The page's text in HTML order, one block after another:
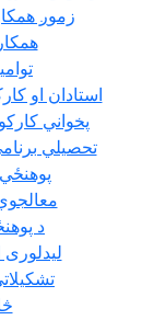
زموږ
استادان او
پخواني
تحصيلي
پوهنځي
د